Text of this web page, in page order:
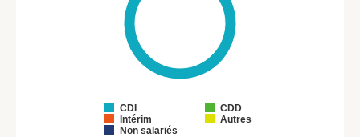
CDI
CDD
Intérim
Autres
Non salariés